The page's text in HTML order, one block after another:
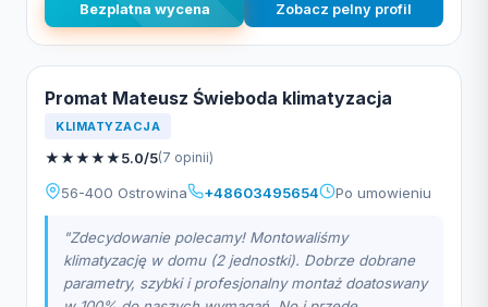
Bezplatna wycena Zobacz pelny profil
Promat Mateusz Świeboda klimatyzacja
KLIMATYZACJA
★★★★★5.0/5(7 opinii)
56-400 Ostrowina +48603495654 Po umowieniu
"Zdecydowanie polecamy! Montowaliśmy
klimatyzację w domu (2 jednostki). Dobrze dobrane
parametry, szybki i profesjonalny montaż doatoswany